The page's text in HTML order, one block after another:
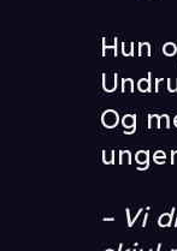
Hun
Og
– Vi